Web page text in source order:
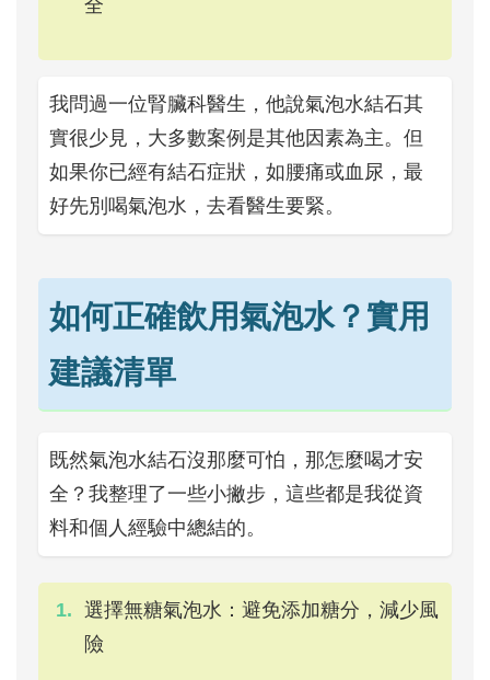
全
我問過一位腎臟科醫生，他說氣泡水結石其
實很少見，大多數案例是其他因素為主。但
如果你已經有結石症狀，如腰痛或血尿，最
好先別喝氣泡水，去看醫生要緊。
如何正確飲用氣泡水？實用
建議清單
既然氣泡水結石沒那麼可怕，那怎麼喝才安
全？我整理了一些小撇步，這些都是我從資
料和個人經驗中總結的。
選擇無糖氣泡水：避免添加糖分，減少風
險